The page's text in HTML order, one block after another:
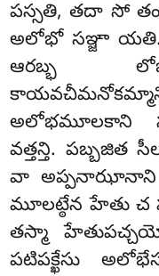
పస్సతి, తదా సో తం
అలోభో సఞ్జా యతి.
ఆరబ్భ
కాయవచీమనోకమ్మాని
అలోభమూలకాని
వత్తన్తి.
వా అప్పనాఝానాని
మూలట్ఠేన హేతు
తస్మా
పటిపక్ఖేసు